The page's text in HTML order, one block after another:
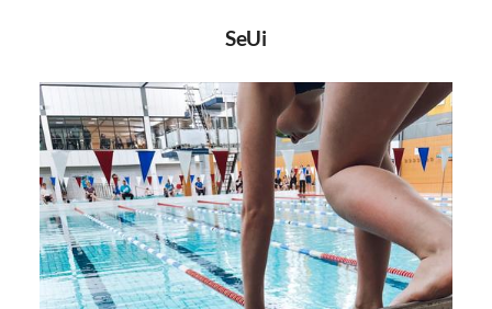
SeUi